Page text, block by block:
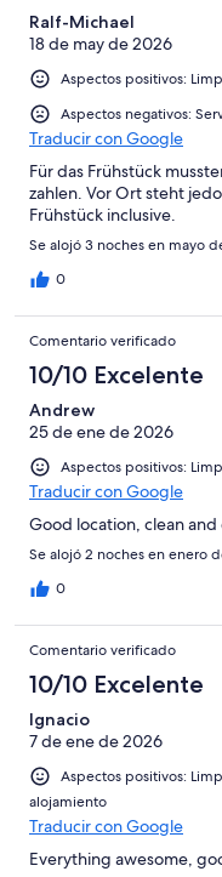
Ralf-Michael
18 de may de 2026
Aspectos positivos:
Aspectos negativos:
Traducir con Google
Für das Frühstück
zahlen. Vor Ort steht
Frühstück inclusive.
Se alojó 3 noches en mayo
0
Comentario verificado
10/10 Excelente
Andrew
25 de ene de 2026
Aspectos positivos:
Traducir con Google
Good location, clean
Se alojó 2 noches en enero
0
Comentario verificado
10/10 Excelente
Ignacio
7 de ene de 2026
Aspectos positivos:
alojamiento
Traducir con Google
Everything awesome,